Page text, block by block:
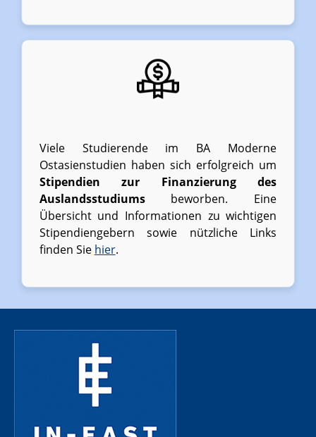
Viele Studierende im BA Moderne
Ostasienstudien haben sich erfolgreich um
Stipendien zur Finanzierung des
Auslandsstudiumsbeworben. Eine
Übersicht und Informationen zu wichtigen
Stipendiengebern sowie nützliche Links
finden Sie hier.